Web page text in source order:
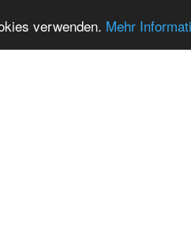
verwenden. Mehr